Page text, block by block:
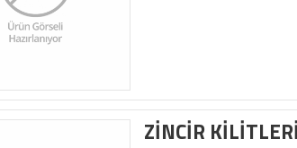
ZİNCİR